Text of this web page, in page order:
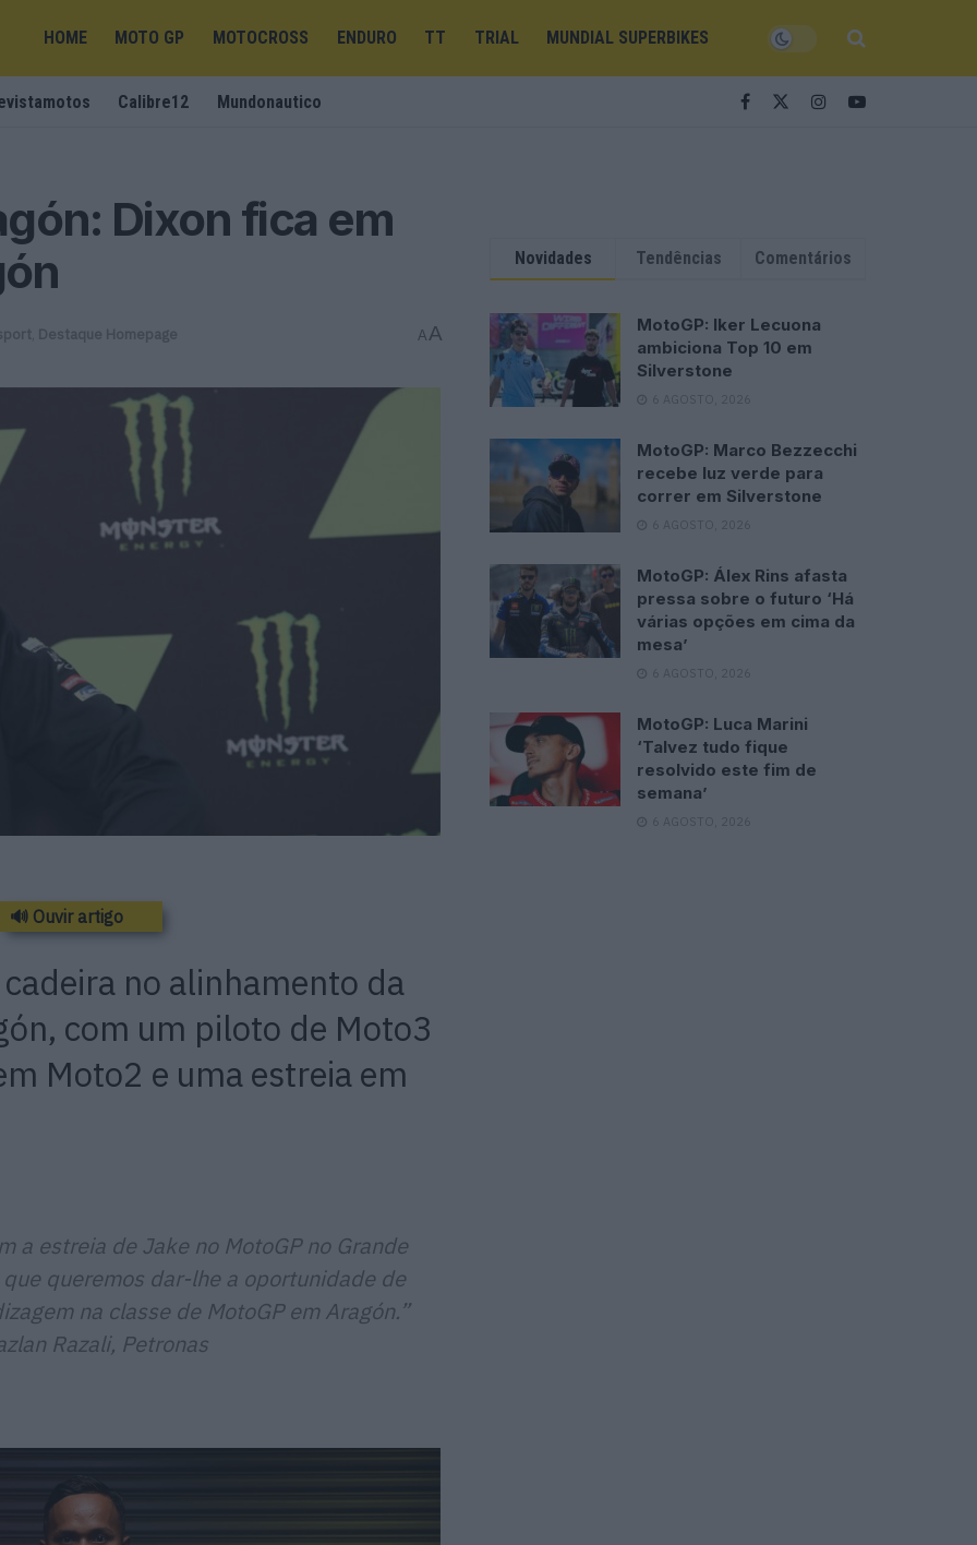
HOME MOTO GP MOTOCROSS ENDURO TT TRIAL MUNDIAL SUPERBIKES
Calibre12 Mundonautico
Dixon fica em
Destaque Homepage AA
🔊 Ouvir artigo
no alinhamento da
com um piloto de Moto3
Moto2 e uma estreia em
a estreia de Jake no MotoGP no Grande
queremos dar-lhe a oportunidade de
na classe de MotoGP em Aragón.”
Razali, Petronas
Novidades Tendências Comentários
MotoGP: Iker Lecuona
ambiciona Top 10 em
Silverstone
6 AGOSTO, 2026
MotoGP: Marco Bezzecchi
recebe luz verde para
correr em Silverstone
6 AGOSTO, 2026
MotoGP: Álex Rins afasta
pressa sobre o futuro ‘Há
várias opções em cima da
mesa’
6 AGOSTO, 2026
MotoGP: Luca Marini
‘Talvez tudo fique
resolvido este fim de
semana’
6 AGOSTO, 2026